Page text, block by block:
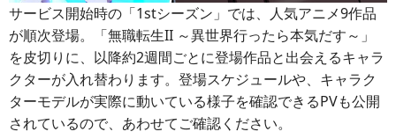
サービス開始時の「1stシーズン」では、人気アニメ9作品
が順次登場。「無職転生II ～異世界行ったら本気だす～」
を皮切りに、以降約2週間ごとに登場作品と出会えるキャラ
クターが入れ替わります。登場スケジュールや、キャラク
ターモデルが実際に動いている様子を確認できるPVも公開
されているので、あわせてご確認ください。